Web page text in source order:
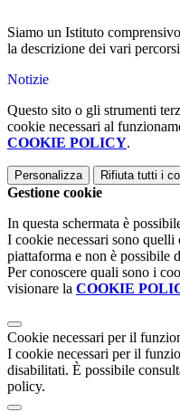
Siamo un Istituto
la descrizione dei vari
Notizie
Questo sito o gli strumenti
cookie necessari al
COOKIE POLICY.
Personalizza Rifiuta tutti i
Gestione cookie
In questa schermata è
I cookie necessari sono
piattaforma e non è possibile
Per conoscere quali sono i
visionare la COOKIE
Cookie necessari per il
I cookie necessari per il
disabilitati. È possibile
policy.